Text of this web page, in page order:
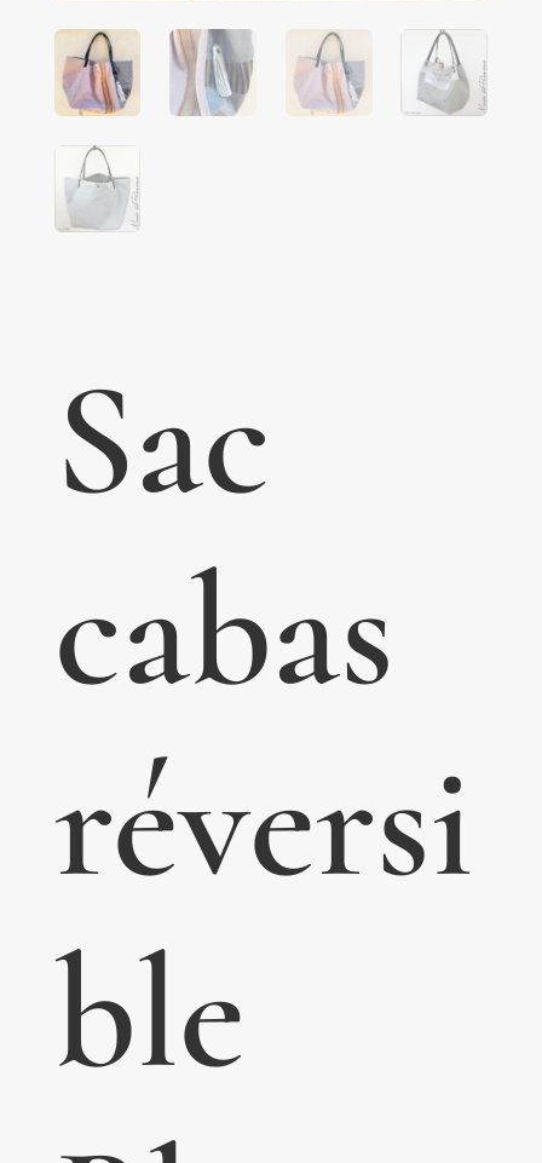
Sac
cabas
réversi
ble